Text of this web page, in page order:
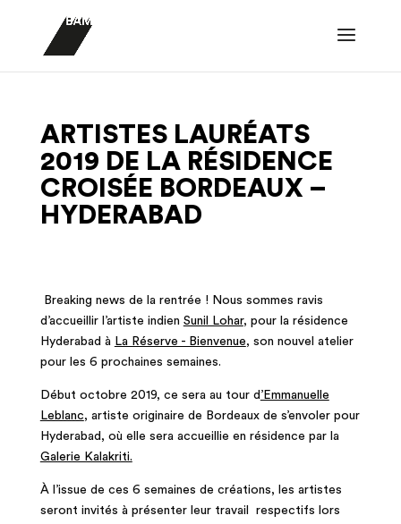
ARTISTES LAURÉATS
2019 DE LA RÉSIDENCE
CROISÉE BORDEAUX –
HYDERABAD
Breaking news de la rentrée ! Nous sommes ravis
d’accueillir l’artiste indien Sunil Lohar, pour la résidence
Hyderabad à La Réserve - Bienvenue, son nouvel atelier
pour les 6 prochaines semaines.
Début octobre 2019, ce sera au tour d ’Emmanuelle
Leblanc, artiste originaire de Bordeaux de s’envoler pour
Hyderabad, où elle sera accueillie en résidence par la
Galerie Kalakriti.
À l’issue de ces 6 semaines de créations, les artistes
seront invités à présenter leur travail
respectifs lors